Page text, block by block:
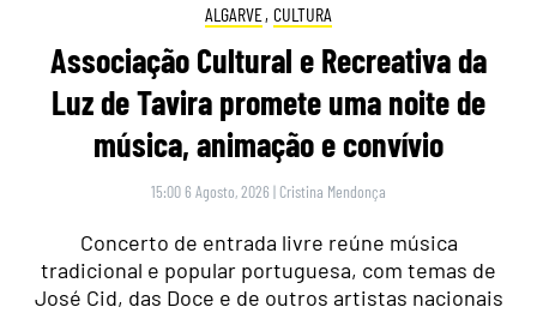
ALGARVE, CULTURA
Associação Cultural e Recreativa da
Luz de Tavira promete uma noite de
música, animação e convívio
15:00 6 Agosto, 2026 | Cristina Mendonça
Concerto de entrada livre reúne música
tradicional e popular portuguesa, com temas de
José Cid, das Doce e de outros artistas nacionais